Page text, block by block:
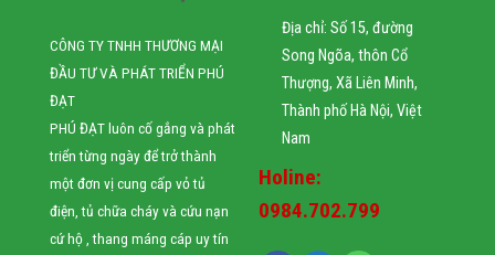
CÔNG TY TNHH THƯƠNG MẠI
ĐẦU TƯ VÀ PHÁT TRIỂN PHÚ
ĐẠT
PHÚ ĐẠT luôn cố gắng và phát
triển từng ngày để trở thành
một đơn vị cung cấp vỏ tủ
điện, tủ chữa cháy và cứu nạn
cứ hộ , thang máng cáp uy tín
Địa chỉ: Số 15, đường
Song Ngõa, thôn Cổ
Thượng, Xã Liên Minh,
Thành phố Hà Nội, Việt
Nam
Holine:
0984.702.799